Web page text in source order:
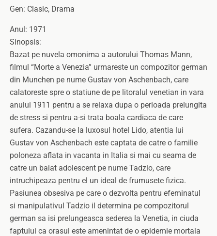
Gen: Clasic, Drama
Anul: 1971
Sinopsis:
Bazat pe nuvela omonima a autorului Thomas Mann,
filmul “Morte a Venezia” urmareste un compozitor german
din Munchen pe nume Gustav von Aschenbach, care
calatoreste spre o statiune de pe litoralul venetian in vara
anului 1911 pentru a se relaxa dupa o perioada prelungita
de stress si pentru a-si trata boala cardiaca de care
sufera. Cazandu-se la luxosul hotel Lido, atentia lui
Gustav von Aschenbach este captata de catre o familie
poloneza aflata in vacanta in Italia si mai cu seama de
catre un baiat adolescent pe nume Tadzio, care
intruchipeaza pentru el un ideal de frumusete fizica.
Pasiunea obsesiva pe care o dezvolta pentru efeminatul
si manipulativul Tadzio il determina pe compozitorul
german sa isi prelungeasca sederea la Venetia, in ciuda
faptului ca orasul este amenintat de o epidemie mortala